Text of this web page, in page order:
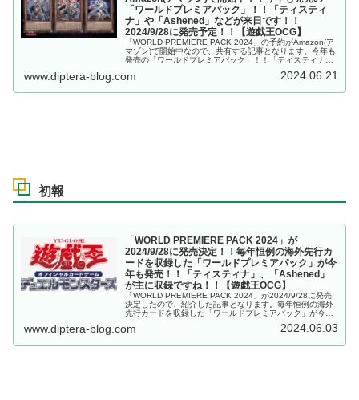
「ワールドプレミアパック」！！「ティスティ
ナ」や「Ashened」などが来日です！！
2024/9/28に発売予定！！【遊戯王OCG】
「WORLD PREMIERE PACK 2024」の予約がAmazon(ア
マゾン)で開始中なので、共有する記事となります。今年も
発売の「ワールドプレミアパック」！！「ティスティナ」
定！！
www.diptera-blog.com 2024.06.21
初報
「WORLD PREMIERE PACK 2024」が
2024/9/28に発売決定！！毎年恒例の海外先行カ
ードを収録した「ワールドプレミアパック」が今
年も発売！！「ティスティナ」、「Ashened」
が主に収録ですね！！【遊戯王OCG】
「WORLD PREMIERE PACK 2024」が2024/9/28に発売
決定したので、紹介した記事となります。毎年恒例の海外
先行カードを収録した「ワールドプレミアパック」が今年
すね！！OCG
www.diptera-blog.com 2024.06.03